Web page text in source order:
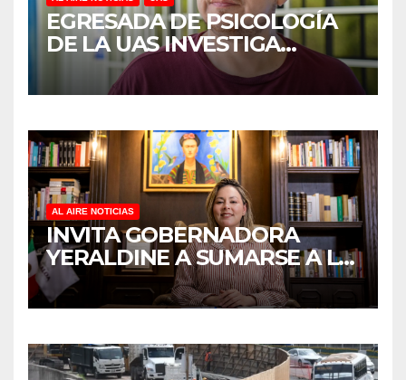
EGRESADA DE PSICOLOGÍA
DE LA UAS INVESTIGA
DUELO ANTICIPADO Y
SOBRECARGA EN
MAYORES
AL AIRE NOTICIAS
INVITA GOBERNADORA
YERALDINE A SUMARSE A LA
JORNADA NACIONAL DE
REFORESTACIÓN;
DE ÁRBOLES